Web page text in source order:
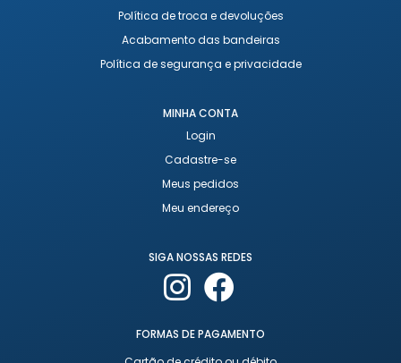
Política de troca e devoluções
Acabamento das bandeiras
Política de segurança e privacidade
MINHA CONTA
Login
Cadastre-se
Meus pedidos
Meu endereço
SIGA NOSSAS REDES
FORMAS DE PAGAMENTO